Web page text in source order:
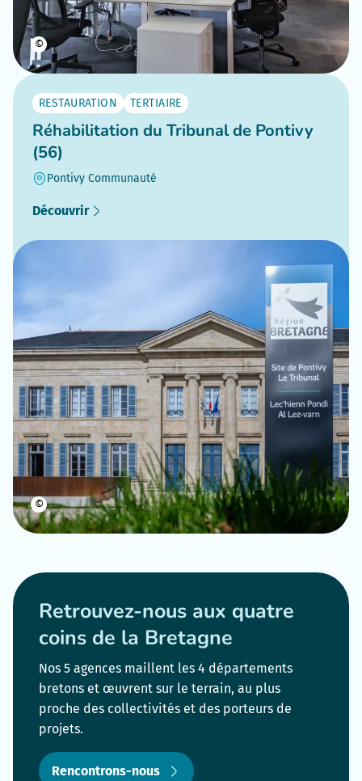
©
RESTAURATION TERTIAIRE
Réhabilitation du Tribunal de Pontivy
(56)
Pontivy Communauté
Découvrir
©
Retrouvez-nous aux quatre
coins de la Bretagne
Nos 5 agences maillent les 4 départements
bretons et œuvrent sur le terrain, au plus
proche des collectivités et des porteurs de
projets.
Rencontrons-nous